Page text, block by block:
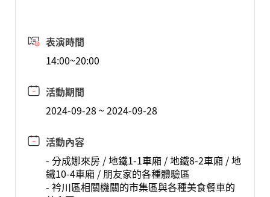
表演時間
14:00~20:00
活動期間
2024-09-28 ~ 2024-09-28
活動內容
- 分成娜來房 / 地鐵1-1車廂 / 地鐵8-2車廂 / 地
鐵10-4車廂 / 朋友家的各種體驗區
- 衿川區相關機關的市集區與各種美食餐車的